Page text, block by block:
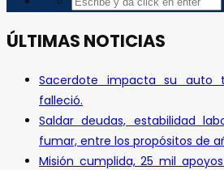
ÚLTIMAS NOTICIAS
Sacerdote impacta su auto
falleció.
Saldar deudas, estabilidad
fumar, entre los propósitos de
Misión cumplida, 25 mil apoyos